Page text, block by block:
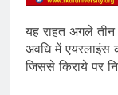
यह राहत अगले
अवधि में एयरलाइंस
जिससे किराये पर